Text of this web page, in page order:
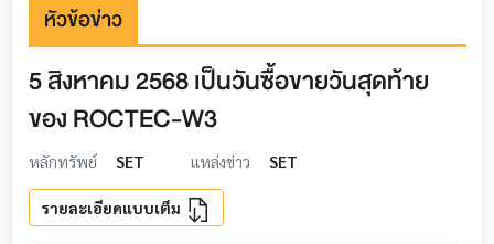
หัวข้อข่าว
5 สิงหาคม 2568 เป็นวันซื้อขายวันสุดท้าย
ของ ROCTEC-W3
หลักทรัพย์ SET แหล่งข่าว SET
รายละเอียดแบบเต็ม